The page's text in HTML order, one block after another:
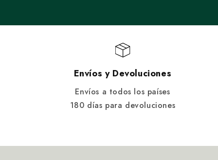
Envíos y Devoluciones
Envíos a todos los países
180 días para devoluciones